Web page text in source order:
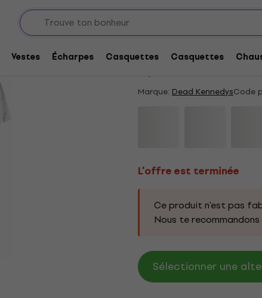
Vestes Écharpes Casquettes Casquettes
L'offre est terminée
Dead Kennedys
Marque: Dead KennedysCode
L'offre est terminée
Ce produit n'est pas
Nous te
Sélectionner une